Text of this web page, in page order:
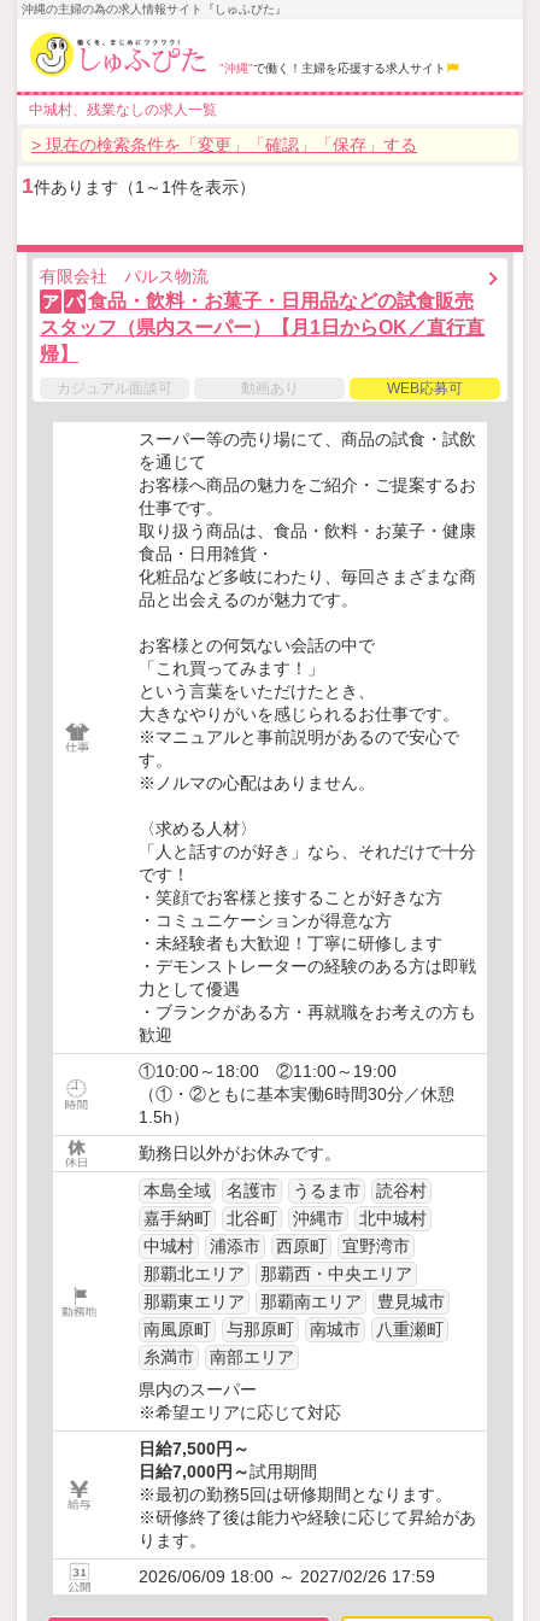
沖縄の主婦の為の求人情報サイト『しゅふぴた』
"沖縄"で働く！主婦を応援する求人サイト
中城村、残業なしの求人一覧
> 現在の検索条件を「変更」「確認」「保存」する
1件あります（1～1件を表示）
有限会社 パルス物流
ア パ 食品・飲料・お菓子・日用品などの試食販売
スタッフ（県内スーパー）【月1日からOK／直行直
帰】
カジュアル面談可 動画あり WEB応募可
スーパー等の売り場にて、商品の試食・試飲
を通じて
お客様へ商品の魅力をご紹介・ご提案するお
仕事です。
取り扱う商品は、食品・飲料・お菓子・健康
食品・日用雑貨・
化粧品など多岐にわたり、毎回さまざまな商
品と出会えるのが魅力です。
お客様との何気ない会話の中で
「これ買ってみます！」
という言葉をいただけたとき、
大きなやりがいを感じられるお仕事です。
※マニュアルと事前説明があるので安心で
す。
※ノルマの心配はありません。
〈求める人材〉
「人と話すのが好き」なら、それだけで十分
です！
・笑顔でお客様と接することが好きな方
・コミュニケーションが得意な方
・未経験者も大歓迎！丁寧に研修します
・デモンストレーターの経験のある方は即戦
力として優遇
・ブランクがある方・再就職をお考えの方も
歓迎
①10:00～18:00 ②11:00～19:00
（①・②ともに基本実働6時間30分／休憩
1.5h）
勤務日以外がお休みです。
本島全域
名護市 うるま市
読谷村
嘉手納町
北谷町 沖縄市
北中城村
中城村
浦添市 西原町
宜野湾市
那覇北エリア
那覇西・中央エリア
那覇東エリア
那覇南エリア
豊見城市
南風原町
与那原町 南城市
八重瀬町
糸満市
南部エリア
県内のスーパー
※希望エリアに応じて対応
日給7,500円～
日給7,000円～試用期間
※最初の勤務5回は研修期間となります。
※研修終了後は能力や経験に応じて昇給があ
ります。
2026/06/09 18:00 ～ 2027/02/26 17:59